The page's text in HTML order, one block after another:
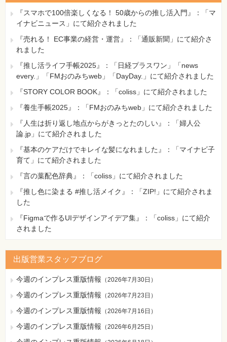
『スマホで100倍楽しくなる！ 50歳からの推し活入門』：「マ
イナビニュース」にて紹介されました
『売れる！ EC事業の経営・運営』：「通販新聞」にて紹介さ
れました
『推し活ライフ手帳2025』：「日経プラスワン」「news
every.」「FMおのみちweb」「DayDay.」にて紹介されました
『STORY COLOR BOOK』：「coliss」にて紹介されました
『養生手帳2025』：「FMおのみちweb」にて紹介されました
『人生は折り返し地点からがきっとたのしい』：「婦人公
論.jp」にて紹介されました
『基本のケアだけでキレイな髪になれました』：「マイナビ子
育て」にて紹介されました
『言の葉配色辞典』：「coliss」にて紹介されました
『推し色に染まる #推し活メイク』：「ZIP!」にて紹介されま
した
『Figmaで作るUIデザインアイデア集』：「coliss」にて紹介
されました
出版営業スタッフブログ
今週のインプレス重版情報 （2026年7月30日 ）
今週のインプレス重版情報 （2026年7月23日 ）
今週のインプレス重版情報 （2026年7月16日 ）
今週のインプレス重版情報 （2026年6月25日 ）